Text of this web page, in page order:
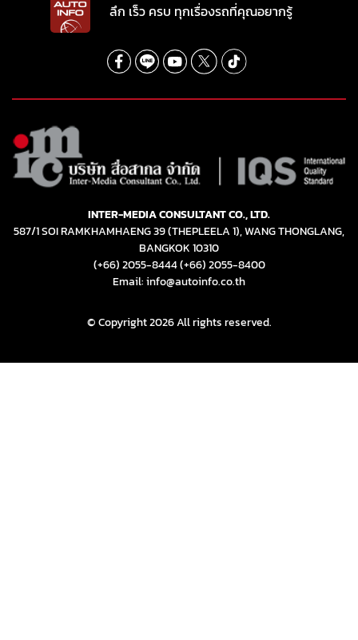
ลึก เร็ว ครบ ทุกเรื่องรถที่คุณอยากรู้
INTER-MEDIA CONSULTANT CO., LTD.
587/1 SOI RAMKHAMHAENG 39 (THEPLEELA 1), WANG THONGLANG,
BANGKOK 10310
(+66) 2055-8444(+66) 2055-8400
Email: info@autoinfo.co.th
© Copyright 2026 All rights reserved.